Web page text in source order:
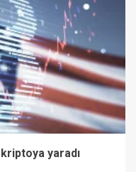
yaradı